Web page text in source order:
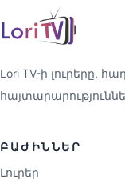
Lori TV-ի լուրերը,
ԲԱԺԻՆՆԵՐ
Լուրեր